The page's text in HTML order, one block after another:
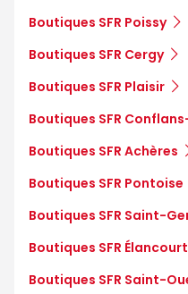
Boutiques SFR Poissy
Boutiques SFR Cergy
Boutiques SFR Plaisir
Boutiques SFR
Boutiques SFR Achères
Boutiques SFR Pontoise
Boutiques SFR Saint-
Boutiques SFR Élancourt
Boutiques SFR Saint-